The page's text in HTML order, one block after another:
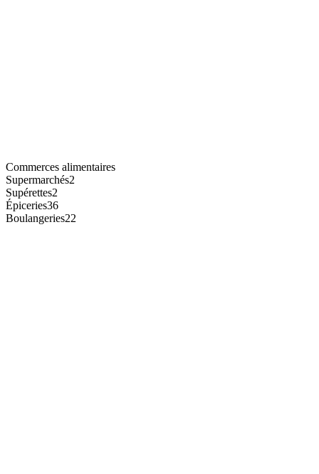
Commerces alimentaires
Supermarchés2
Supérettes2
Épiceries36
Boulangeries22